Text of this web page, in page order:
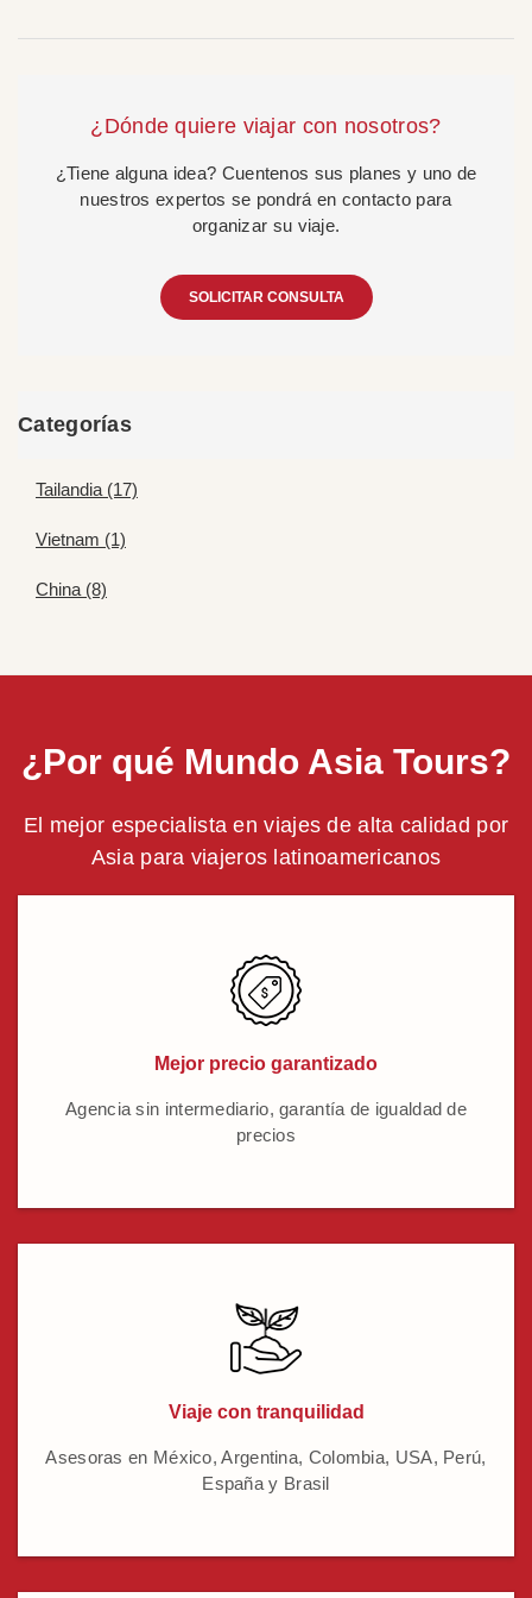
¿Dónde quiere viajar con nosotros?
¿Tiene alguna idea? Cuentenos sus planes y uno de
nuestros expertos se pondrá en contacto para
organizar su viaje.
SOLICITAR CONSULTA
Categorías
Tailandia (17)
Vietnam (1)
China (8)
¿Por qué Mundo Asia Tours?
El mejor especialista en viajes de alta calidad por
Asia para viajeros latinoamericanos
Mejor precio garantizado
Agencia sin intermediario, garantía de igualdad de
precios
Viaje con tranquilidad
Asesoras en México, Argentina, Colombia, USA, Perú,
España y Brasil